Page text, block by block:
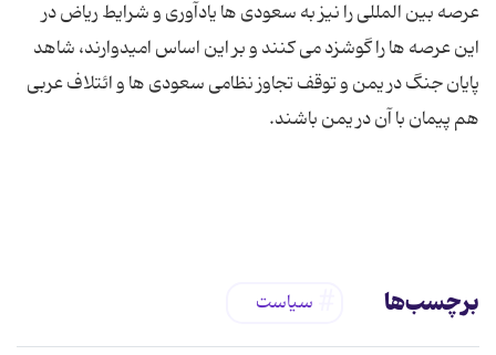
عرصه بین المللی را نیز به سعودی ها یادآوری و شرایط ریاض در
این عرصه ها را گوشزد می کنند و بر این اساس امیدوارند، شاهد
پایان جنگ در یمن و توقف تجاوز نظامی سعودی ها و ائتلاف عربی
برچسب‌ها سیاست